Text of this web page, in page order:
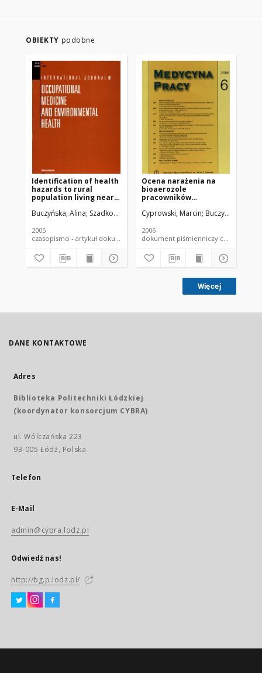
OBIEKTY podobne
Identification of health
hazards to rural
population living near
Poland
Buczyńska, Alina Szadkowska-Stańczyk, Irena
2005
czasopismo - artykuł dokument piśmienniczy
Ocena narażenia na
bioaerozole
pracowników
Cyprowski, Marcin Buczyńska, Alina
2006
dokument piśmienniczy
Więcej
DANE KONTAKTOWE
Adres
Biblioteka Politechniki Łódzkiej
(koordynator konsorcjum CYBRA)
ul. Wólczańska 223
93-005 Łódź, Polska
Telefon
E-Mail
admin@cybra.lodz.pl
Odwiedź nas!
http://bg.p.lodz.pl/